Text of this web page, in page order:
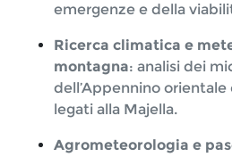
emergenze e della
Ricerca climatica e
montagna: analisi dei
dell’Appennino
legati alla Majella.
Agrometeorologia e